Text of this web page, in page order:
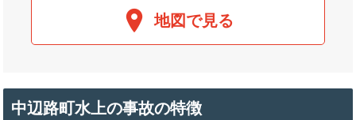
地図で見る
中辺路町水上の事故の特徴